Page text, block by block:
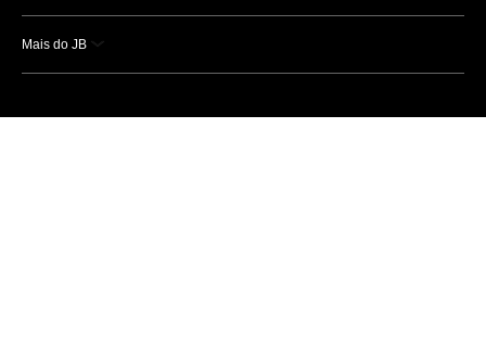
Mais do JB
Esportes